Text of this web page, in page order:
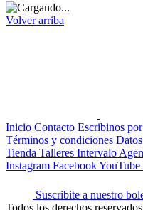
Volver arriba
Inicio Contacto Escribinos
Términos y condiciones
Tienda Talleres Intervalo
Instagram FacebookYouTube
Suscribite a nuestro
Todos los derechos